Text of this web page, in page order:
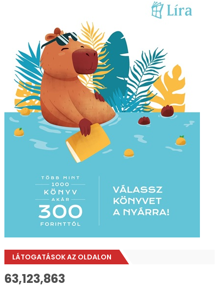
LÁTOGATÁSOK AZ OLDALON
63,123,863